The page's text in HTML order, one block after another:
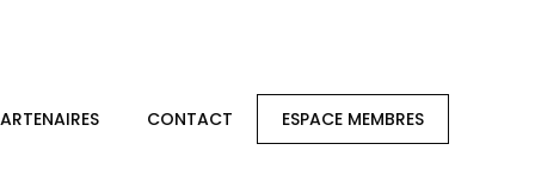
CONTACT ESPACE MEMBRES